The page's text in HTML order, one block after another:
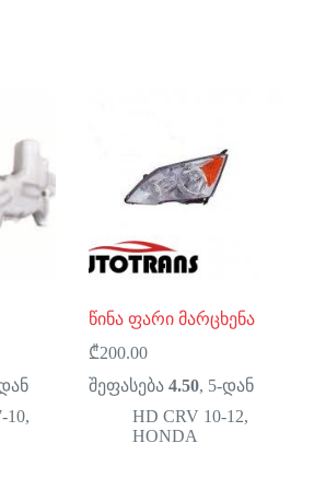
10,
წინა ფარი მარცხენა
₾200.00
შეფასება4.50, 5-დან
HD CRV 10-12,
HONDA